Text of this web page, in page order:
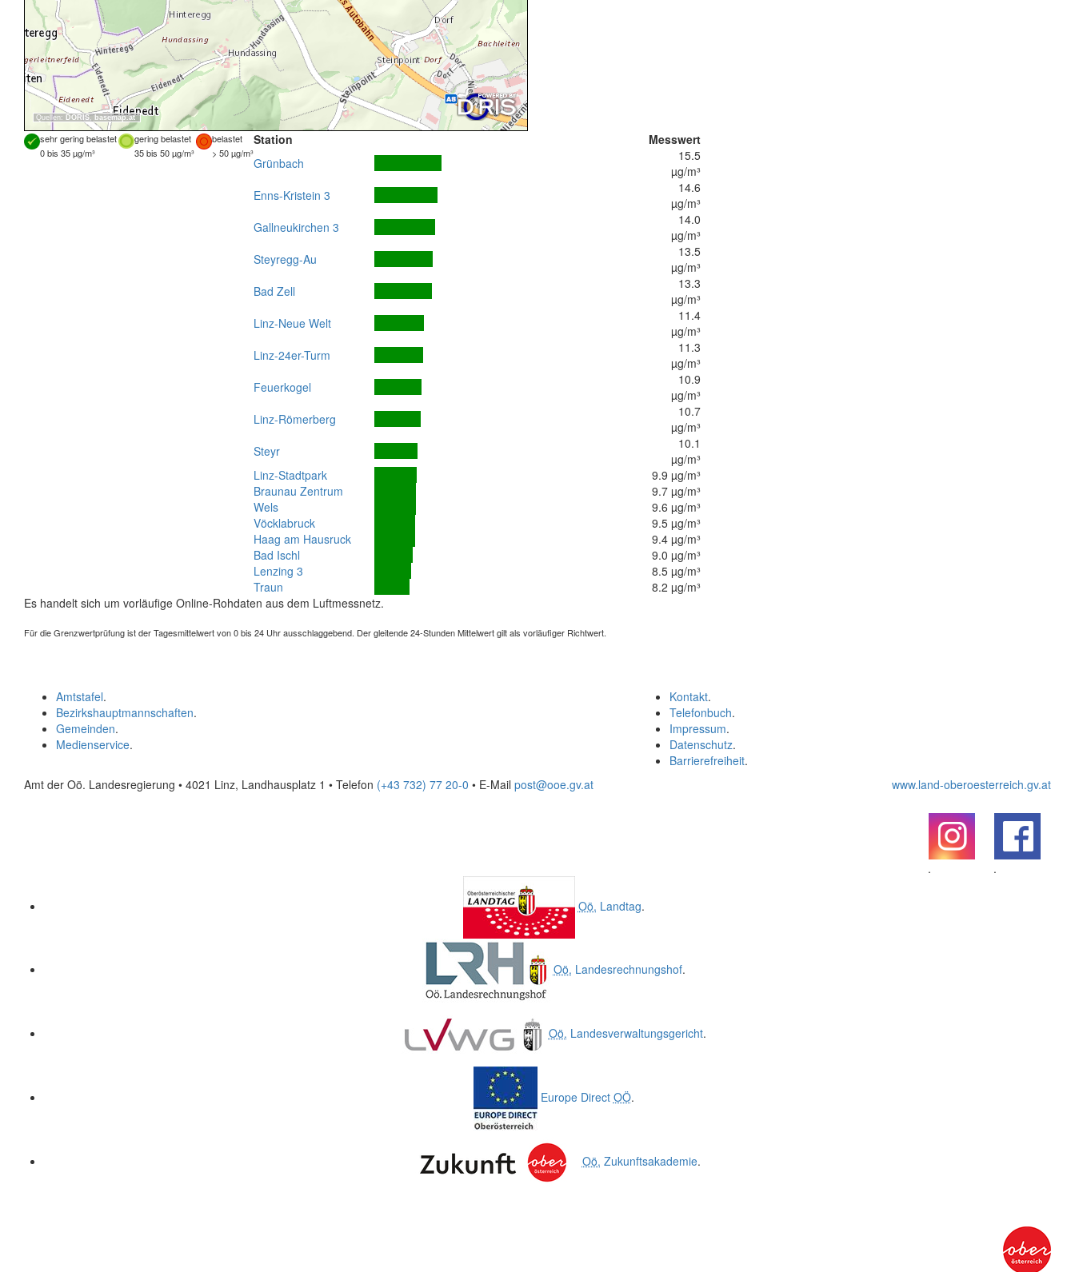
Quellen: DORIS, basemap.at
sehr gering belastet gering belastet
belastet
0 bis 35 µg/m³
35 bis 50 µg/m³ > 50 µg/m³
Station
Messwert
Grünbach
15.5
µg/m³
Enns-Kristein 3
14.6
µg/m³
Gallneukirchen 3
14.0
µg/m³
Steyregg-Au
13.5
µg/m³
Bad Zell
13.3
µg/m³
Linz-Neue Welt
11.4
µg/m³
Linz-24er-Turm
11.3
µg/m³
Feuerkogel
10.9
µg/m³
Linz-Römerberg
10.7
µg/m³
Steyr
10.1
µg/m³
Linz-Stadtpark
9.9 µg/m³
Braunau Zentrum
9.7 µg/m³
Wels
9.6 µg/m³
Vöcklabruck
9.5 µg/m³
Haag am Hausruck
9.4 µg/m³
Bad Ischl
9.0 µg/m³
Lenzing 3
8.5 µg/m³
Traun
8.2 µg/m³
Es handelt sich um vorläufige Online-Rohdaten aus dem Luftmessnetz.
Für die Grenzwertprüfung ist der Tagesmittelwert von 0 bis 24 Uhr ausschlaggebend. Der gleitende 24-Stunden Mittelwert gilt als vorläufiger Richtwert.
Kontakt.
Telefonbuch.
Impressum.
Datenschutz.
Barrierefreiheit.
Amtstafel.
Bezirkshauptmannschaften.
Gemeinden.
Medienservice.
Amt der Oö. Landesregierung • 4021 Linz, Landhausplatz 1 • Telefon (+43 732) 77 20-0 • E-Mail post@ooe.gv.at www.land-oberoesterreich.gv.at
.
.
Oö. Landtag.
Oö. Landesrechnungshof.
Oö. Landesverwaltungsgericht.
Europe Direct OÖ.
Oö. Zukunftsakademie.